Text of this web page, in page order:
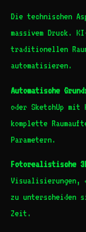
Die technischen
massivem Druck.
traditionellen
automatisieren.
Automatische
oder SketchUp
komplette
Parametern.
Fotorealistische
Visualisierungen,
zu unterscheiden
Zeit.